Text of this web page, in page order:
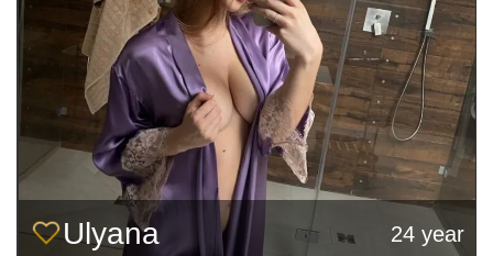
Ulyana 24 year